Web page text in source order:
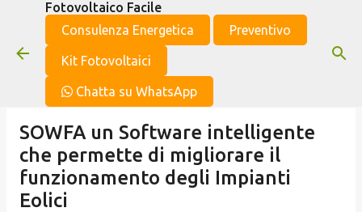
Passa ai contenuti principali
Fotovoltaico Facile
Consulenza Energetica
Preventivo
Kit Fotovoltaici
Chatta su WhatsApp
SOWFA un Software intelligente
che permette di migliorare il
funzionamento degli Impianti
Eolici